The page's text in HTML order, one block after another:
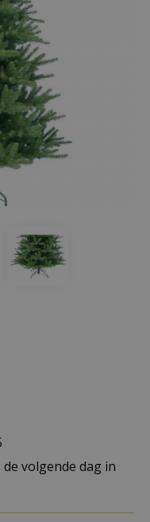
volgende dag in